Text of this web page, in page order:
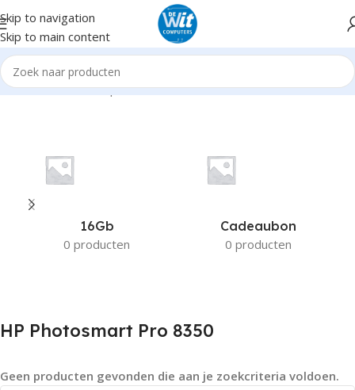
Skip to navigation
Skip to main content
Home Product Compatible Printers HP Photosmart Pro 8350
16Gb
0 producten
Cadeaubon
0 producten
HP Photosmart Pro 8350
Geen producten gevonden die aan je zoekcriteria voldoen.